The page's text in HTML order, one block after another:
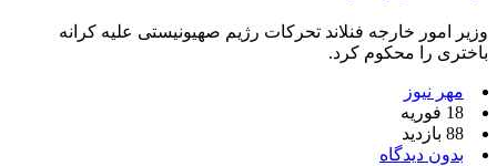
وزیر امور خارجه فنلاند تحرکات رژیم صهیونیستی علیه کرانه
باختری را محکوم کرد.
مهر نیوز
18 فوریه
88 بازدید
بدون دیدگاه